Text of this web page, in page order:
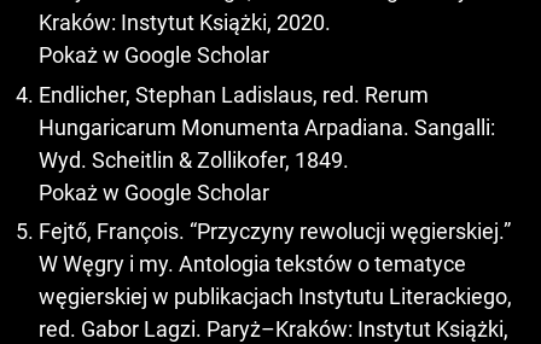
Kraków: Instytut Książki, 2020.
Pokaż w Google Scholar
Endlicher, Stephan Ladislaus, red. Rerum
Hungaricarum Monumenta Arpadiana. Sangalli:
Wyd. Scheitlin & Zollikofer, 1849.
Pokaż w Google Scholar
Fejtő, François. “Przyczyny rewolucji węgierskiej.”
W Węgry i my. Antologia tekstów o tematyce
węgierskiej w publikacjach Instytutu Literackiego,
red. Gabor Lagzi. Paryż–Kraków: Instytut Książki,